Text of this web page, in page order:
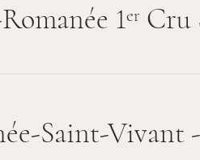
1er Cru
Saint-Vivant